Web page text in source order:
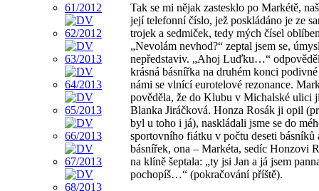
Tak se mi nějak zastesklo po Markétě,
její telefonní číslo, jež poskládáno je ze
trojek a sedmiček, tedy mých čísel
„Nevolám nevhod?“ zeptal jsem se,
nepředstaviv. „Ahoj Luďku…“
krásná básnířka na druhém konci
námi se vlnící eurotelové rezonance.
pověděla, že do Klubu v Michalské ulici
Blanka Jiráčková. Honza Rosák ji opil
byl u toho i já), naskládali jsme se do
sportovního fiátku v počtu deseti básníků
básnířek, ona – Markéta, sedíc Honzovi
na klíně šeptala: „ty jsi Jan a já jsem
pochopíš…“ (pokračování příště).